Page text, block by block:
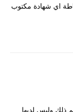
اي شهادة مكتوب
ذلك وليس لديها